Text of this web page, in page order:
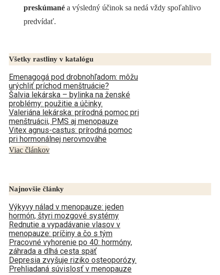
preskúmané a výsledný účinok sa nedá vždy spoľahlivo
predvídať.
Všetky rastliny v katalógu
Emenagogá pod drobnohľadom: môžu
urýchliť príchod menštruácie?
Šalvia lekárska – bylinka na ženské
problémy: použitie a účinky.
Valeriána lekárska: prírodná pomoc pri
menštruácii, PMS aj menopauze
Vitex agnus-castus: prírodná pomoc
pri hormonálnej nerovnováhe
Viac článkov
Najnovšie články
Výkyvy nálad v menopauze: jeden
hormón, štyri mozgové systémy
Rednutie a vypadávanie vlasov v
menopauze: príčiny a čo s tým
Pracovné vyhorenie po 40: hormóny,
záhrada a dlhá cesta späť
Depresia zvyšuje riziko osteoporózy.
Prehliadaná súvislosť v menopauze